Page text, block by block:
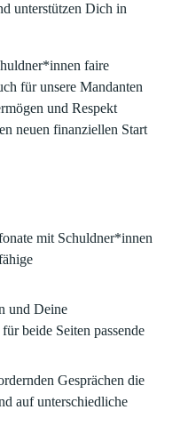
unterstützen Dich in
faire
für unsere Mandanten
und Respekt
neuen finanziellen Start
mit Schuldner*innen
und Deine
beide Seiten passende
Gesprächen die
auf unterschiedliche